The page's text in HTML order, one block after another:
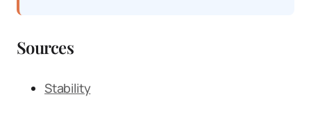
Sources
Stability